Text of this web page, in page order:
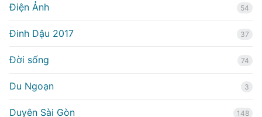
Điện Ảnh 54
Đinh Dậu 2017 37
Đời sống 74
Du Ngoạn 3
Duyên Sài Gòn 148